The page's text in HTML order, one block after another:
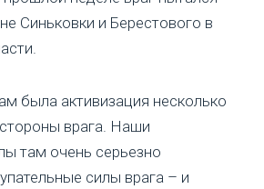
Синьковки и Берестового в
была активизация несколько
врага. Наши
там очень серьезно
силы врага – и